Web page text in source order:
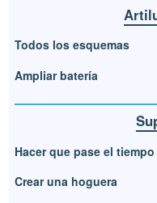
Todos los esquemas
Ampliar batería
Hacer que pase el tiempo
Crear una hoguera